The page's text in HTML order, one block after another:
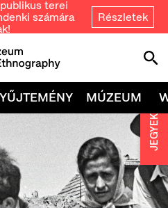
terei
számára
Részletek
MÚZEUM
JEGYEK